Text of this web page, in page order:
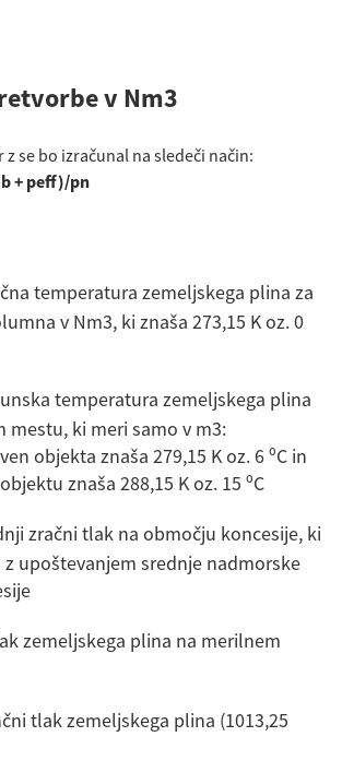
v Nm3
se bo izračunal na sledeči način:
+ peff)/pn
temperatura zemeljskega plina za
v Nm3, ki znaša 273,15 K oz. 0
temperatura zemeljskega plina
mestu, ki meri samo v m3:
objekta znaša 279,15 K oz. 6 ⁰C in
znaša 288,15 K oz. 15 ⁰C
zračni tlak na območju koncesije, ki
z upoštevanjem srednje nadmorske
zemeljskega plina na merilnem
tlak zemeljskega plina (1013,25